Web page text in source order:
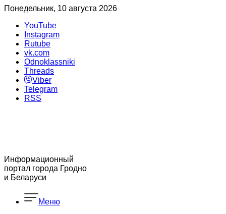
Понедельник, 10 августа 2026
YouTube
Instagram
Rutube
vk.com
Odnoklassniki
Threads
Viber
Telegram
RSS
Информационный
портал города Гродно
и Беларуси
Меню